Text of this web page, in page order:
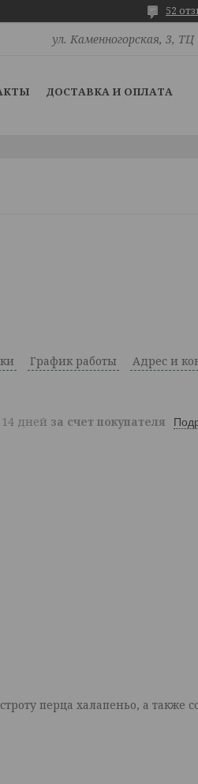
52
ул. Каменногорская, 3,
ДОСТАВКА И ОПЛАТА
График работы Адрес и
14 дней за счет покупателя
перца халапеньо, а также